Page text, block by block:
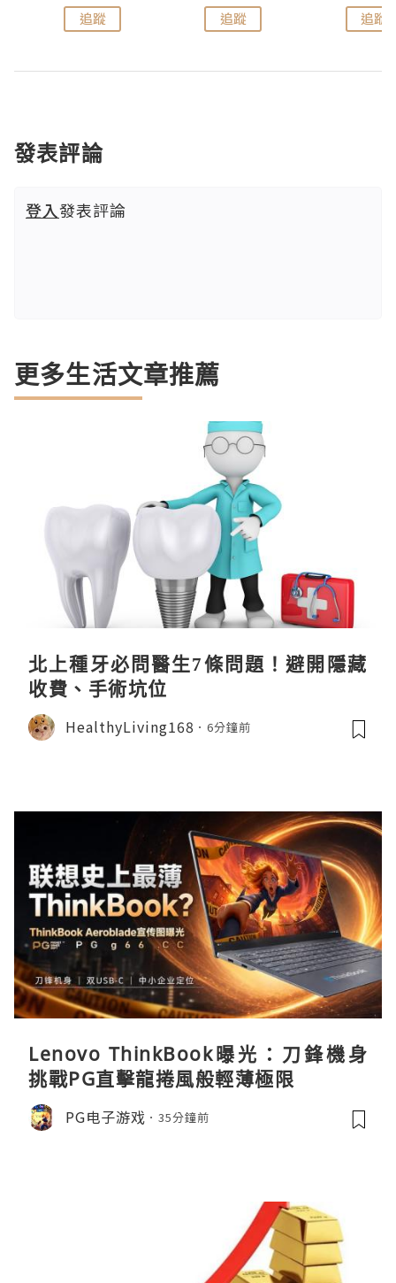
追蹤 追蹤 追蹤
發表評論
登入發表評論
更多生活文章推薦
北上種牙必問醫生7條問題！避開隱藏
收費、手術坑位
HealthyLiving168 6分鐘前
Lenovo ThinkBook曝光：刀鋒機身
挑戰PG直擊龍捲風般輕薄極限
PG电子游戏 35分鐘前